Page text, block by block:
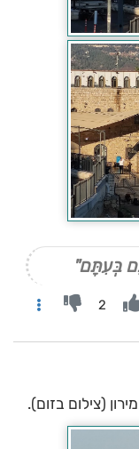
בְּעִתָּם"
2
(צילום בזום).